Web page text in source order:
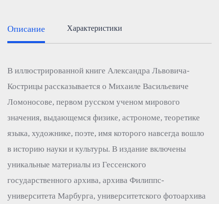
Описание Характеристики
В иллюстрированной книге Александра Львовича-
Кострицы рассказывается о Михаиле Васильевиче
Ломоносове, первом русском ученом мирового
значения, выдающемся физике, астрономе, теоретике
языка, художнике, поэте, имя которого навсегда вошло
в историю науки и культуры. В издание включены
уникальные материалы из Гессенского
государственного архива, архива Филиппс-
университета Марбурга, университетского фотоархива